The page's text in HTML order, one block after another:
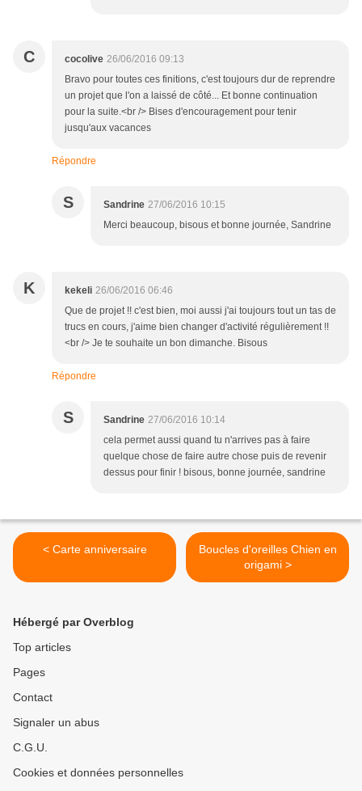
C cocolive 26/06/2016 09:13
Bravo pour toutes ces finitions, c'est toujours dur de reprendre
un projet que l'on a laissé de côté... Et bonne continuation
pour la suite.<br /> Bises d'encouragement pour tenir
jusqu'aux vacances
Répondre
S Sandrine 27/06/2016 10:15
Merci beaucoup, bisous et bonne journée, Sandrine
K kekeli 26/06/2016 06:46
Que de projet !! c'est bien, moi aussi j'ai toujours tout un tas de
trucs en cours, j'aime bien changer d'activité régulièrement !!
<br /> Je te souhaite un bon dimanche. Bisous
Répondre
S Sandrine 27/06/2016 10:14
cela permet aussi quand tu n'arrives pas à faire
quelque chose de faire autre chose puis de revenir
dessus pour finir ! bisous, bonne journée, sandrine
< Carte anniversaire
Boucles d'oreilles Chien en
origami >
Hébergé par Overblog
Top articles
Pages
Contact
Signaler un abus
C.G.U.
Cookies et données personnelles